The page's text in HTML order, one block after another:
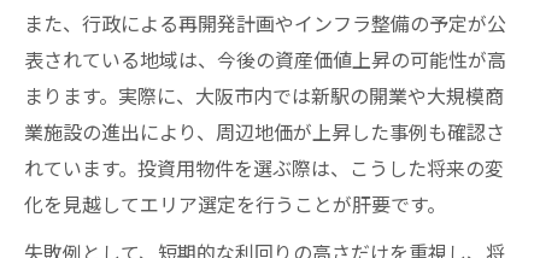
また、行政による再開発計画やインフラ整備の予定が公
表されている地域は、今後の資産価値上昇の可能性が高
まります。実際に、大阪市内では新駅の開業や大規模商
業施設の進出により、周辺地価が上昇した事例も確認さ
れています。投資用物件を選ぶ際は、こうした将来の変
化を見越してエリア選定を行うことが肝要です。
失敗例として、短期的な利回りの高さだけを重視し、将